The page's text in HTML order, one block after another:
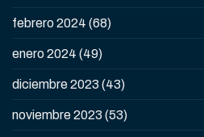
febrero 2024 (68)
enero 2024 (49)
diciembre 2023 (43)
noviembre 2023 (53)